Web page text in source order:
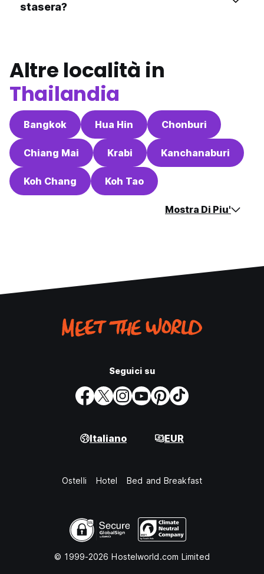
stasera?
Altre località in
Thailandia
Bangkok Hua Hin Chonburi
Chiang Mai Krabi Kanchanaburi
Koh Chang Koh Tao
Mostra Di Piu'
Seguici su
Italiano EUR
Ostelli Hotel Bed and Breakfast
© 1999-2026 Hostelworld.com Limited